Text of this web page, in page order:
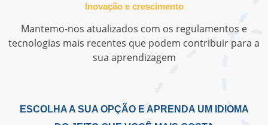
Inovação e crescimento
Mantemo-nos atualizados com os regulamentos e
tecnologias mais recentes que podem contribuir para a
sua aprendizagem
ESCOLHA A SUA OPÇÃO E APRENDA UM IDIOMA